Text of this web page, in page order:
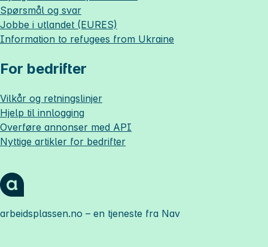
Spørsmål og svar
Jobbe i utlandet (EURES)
Information to refugees from Ukraine
For bedrifter
Vilkår og retningslinjer
Hjelp til innlogging
Overføre annonser med API
Nyttige artikler for bedrifter
arbeidsplassen.no – en tjeneste fra Nav